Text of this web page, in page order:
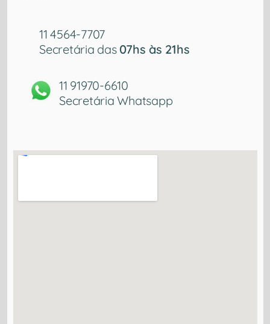
11 4564-7707
Secretária das 07hs às 21hs
11 91970-6610
Secretária Whatsapp